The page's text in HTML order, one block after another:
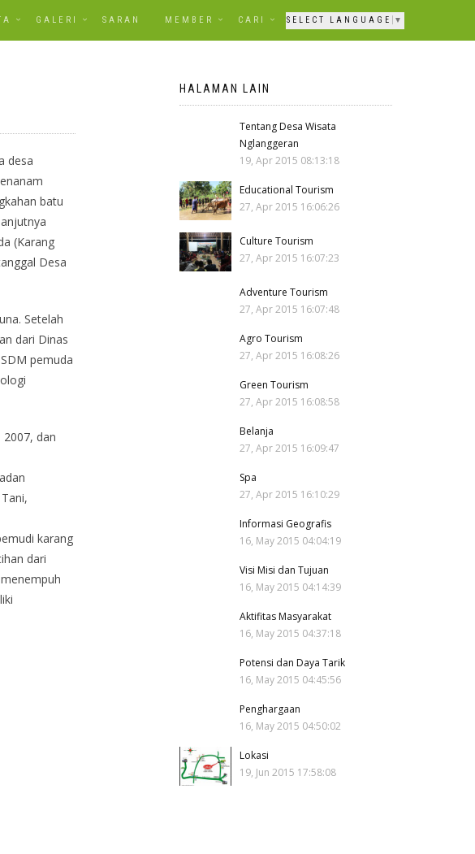
GALERI SARAN MEMBER CARI SELECT LANGUAGE ▼
desa
batu
(Karang
Desa
Setelah
dari Dinas
pemuda
dan
karang
dari
HALAMAN LAIN
Tentang Desa Wisata
Nglanggeran
19, Apr 2015 08:13:18
Educational Tourism
27, Apr 2015 16:06:26
Culture Tourism
27, Apr 2015 16:07:23
Adventure Tourism
27, Apr 2015 16:07:48
Agro Tourism
27, Apr 2015 16:08:26
Green Tourism
27, Apr 2015 16:08:58
Belanja
27, Apr 2015 16:09:47
Spa
27, Apr 2015 16:10:29
Informasi Geografis
16, May 2015 04:04:19
Visi Misi dan Tujuan
16, May 2015 04:14:39
Aktifitas Masyarakat
16, May 2015 04:37:18
Potensi dan Daya Tarik
16, May 2015 04:45:56
Penghargaan
16, May 2015 04:50:02
Lokasi
19, Jun 2015 17:58:08